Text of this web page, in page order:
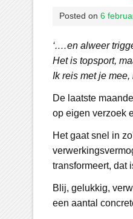
Posted on 6
‘.…en alweer
Het is topsport,
Ik reis met je
De laatste
op eigen verzoek
Het gaat snel in
transformeert, dat
Blij, gelukkig,
een aantal